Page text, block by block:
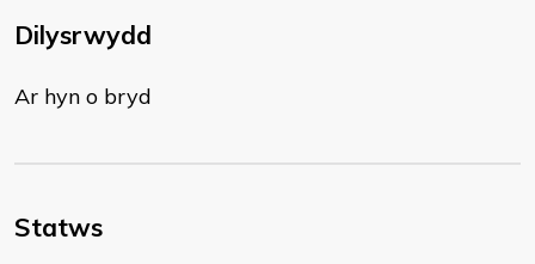
Dilysrwydd
Ar hyn o bryd
Statws